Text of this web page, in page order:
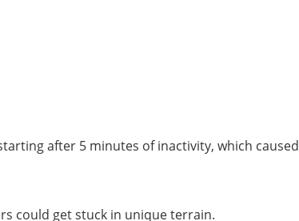
after 5 minutes of inactivity, which caused
could get stuck in unique terrain.